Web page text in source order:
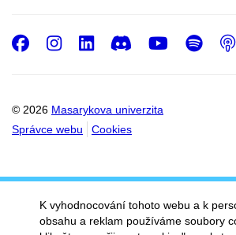
© 2026 Masarykova univerzita
Správce webu
Cookies
Facebook
Instagram
LinkedIn
Discord
K vyhodnocování tohoto webu a k
obsahu a reklam používáme soubory